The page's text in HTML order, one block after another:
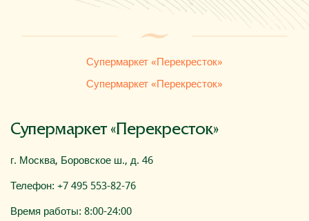
Супермаркет «Перекресток»
Супермаркет «Перекресток»
Супермаркет «Перекресток»
г. Москва, Боровское ш., д. 46
Телефон: +7 495 553-82-76
Время работы: 8:00-24:00